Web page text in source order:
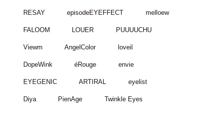
RESAY episodeEYEFFECT melloew
FALOOM LOUER PUUUUCHU
Viewm AngelColor loveil
DopeWink éRouge envie
EYEGENIC ARTIRAL eyelist
Diya PienAge Twinkle Eyes